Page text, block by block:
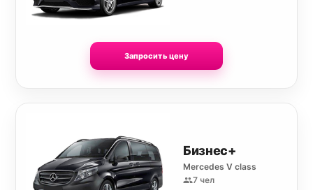
Запросить цену
Бизнес+
Mercedes V class
7 чел